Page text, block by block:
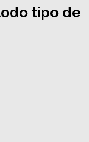
tipo de